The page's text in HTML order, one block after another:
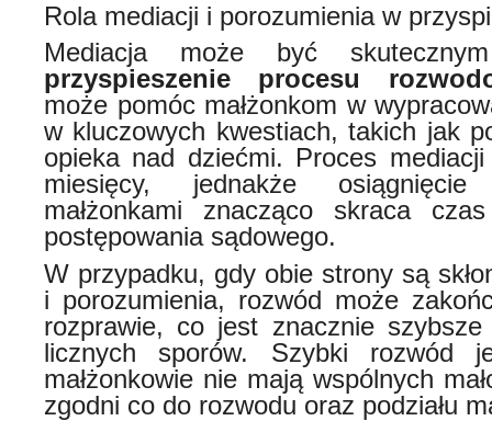
Rola mediacji i porozumienia w
Mediacja może być
przyspieszenie procesu
może pomóc małżonkom w
w kluczowych kwestiach, takich jak
opieka nad dziećmi. Proces
miesięcy, jednakże
małżonkami znacząco skraca
postępowania sądowego.
W przypadku, gdy obie strony są
i porozumienia, rozwód może
rozprawie, co jest znacznie szybsze
licznych sporów. Szybki rozwód
małżonkowie nie mają wspólnych
zgodni co do rozwodu oraz podziału